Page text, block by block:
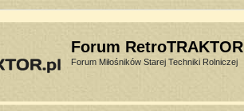
Forum RetroTRAKTOR
Forum Miłośników Starej Techniki Rolniczej